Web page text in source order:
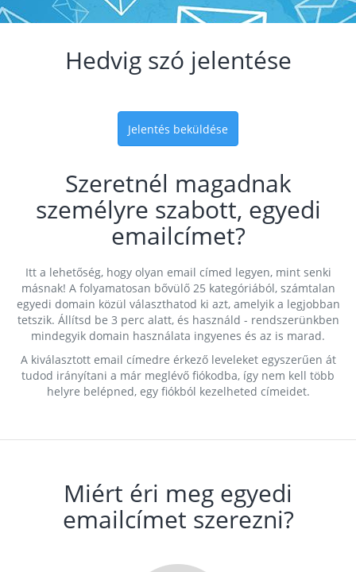
Hedvig szó jelentése
Jelentés beküldése
Szeretnél magadnak
személyre szabott, egyedi
emailcímet?
Itt a lehetőség, hogy olyan email címed legyen, mint senki
másnak! A folyamatosan bővülő 25 kategóriából, számtalan
egyedi domain közül választhatod ki azt, amelyik a legjobban
tetszik. Állítsd be 3 perc alatt, és használd - rendszerünkben
mindegyik domain használata ingyenes és az is marad.
A kiválasztott email címedre érkező leveleket egyszerűen át
tudod irányítani a már meglévő fiókodba, így nem kell több
helyre belépned, egy fiókból kezelheted címeidet.
Miért éri meg egyedi
emailcímet szerezni?